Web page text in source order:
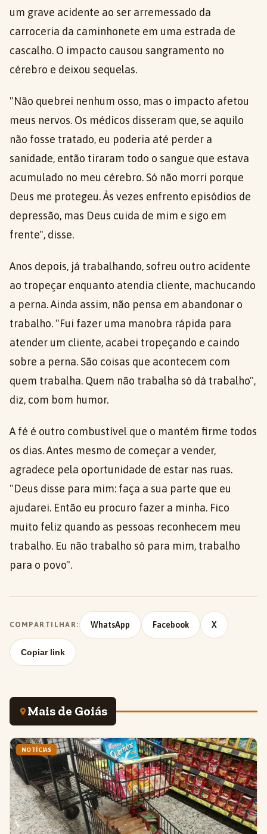
um grave acidente ao ser arremessado da
carroceria da caminhonete em uma estrada de
cascalho. O impacto causou sangramento no
cérebro e deixou sequelas.
"Não quebrei nenhum osso, mas o impacto afetou
meus nervos. Os médicos disseram que, se aquilo
não fosse tratado, eu poderia até perder a
sanidade, então tiraram todo o sangue que estava
acumulado no meu cérebro. Só não morri porque
Deus me protegeu. Às vezes enfrento episódios de
depressão, mas Deus cuida de mim e sigo em
frente", disse.
Anos depois, já trabalhando, sofreu outro acidente
ao tropeçar enquanto atendia cliente, machucando
a perna. Ainda assim, não pensa em abandonar o
trabalho. "Fui fazer uma manobra rápida para
atender um cliente, acabei tropeçando e caindo
sobre a perna. São coisas que acontecem com
quem trabalha. Quem não trabalha só dá trabalho",
diz, com bom humor.
A fé é outro combustível que o mantém firme todos
os dias. Antes mesmo de começar a vender,
agradece pela oportunidade de estar nas ruas.
"Deus disse para mim: faça a sua parte que eu
ajudarei. Então eu procuro fazer a minha. Fico
muito feliz quando as pessoas reconhecem meu
trabalho. Eu não trabalho só para mim, trabalho
para o povo".
COMPARTILHAR: WhatsApp Facebook X
Copiar link
Mais de Goiás
NOTÍCIAS